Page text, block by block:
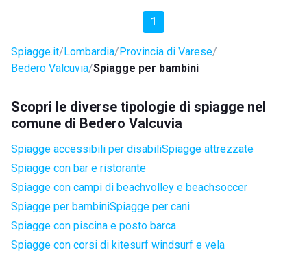
1
Spiagge.it Lombardia Provincia di Varese
Bedero Valcuvia Spiagge per bambini
Scopri le diverse tipologie di spiagge nel
comune di Bedero Valcuvia
Spiagge accessibili per disabiliSpiagge attrezzate
Spiagge con bar e ristorante
Spiagge con campi di beachvolley e beachsoccer
Spiagge per bambiniSpiagge per cani
Spiagge con piscina e posto barca
Spiagge con corsi di kitesurf windsurf e vela